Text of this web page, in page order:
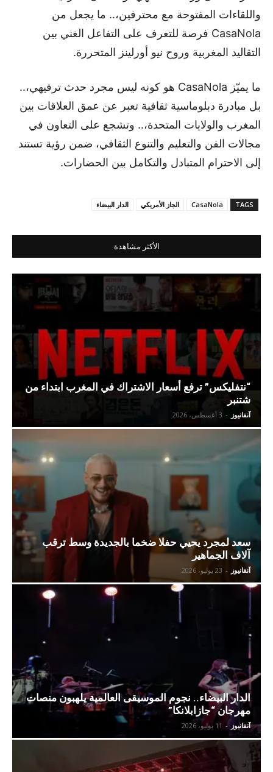
واللقاءات المفتوحة مع محترفين،.. ما يجعل من
CasaNola فرصة للتعرف على التفاعل الغني بين
التقاليد المغربية وروح نيو أورلينز المتحررة.
ما يميّز CasaNola هو كونه ليس مجرد حدث ترفيهي،..
بل مبادرة دبلوماسية ثقافية تعبر عن عمق العلاقات بين
المغرب والولايات المتحدة،.. وتشجع على التعاون في
مجالات الفن والتعليم والتنوع الثقافي، ضمن رؤية تستند
إلى الاحترام المتبادل والتكامل بين الحضارات.
TAGS
CasaNola الجاز الأمريكي الدار البيضاء
الأكثر مشاهدة
“نتفليكس” ترفع أسعار الاشتراك في المغرب ابتداء من
شتنبر
آنفانيوز - 3 أغسطس، 2026
سعد لمجرد يحيي حفلا ضخما بالجديدة وسط ترقب
آلاف الجماهير
آنفانيوز - 23 يوليو، 2026
الدار البيضاء.. نجوم الموسيقى العالمية يلهبون منصات
مهرجان “جازابلانكا”
آنفانيوز - 11 يوليو، 2026